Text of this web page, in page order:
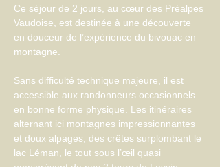
Ce séjour de 2 jours, au cœur des Préalpes
Vaudoise, est destinée à une découverte
en douceur de l’expérience du bivouac en
montagne.
Sans difficulté technique majeure, il est
accessible aux randonneurs occasionnels
en bonne forme physique. Les itinéraires
alternant ici montagnes impressionnantes
et doux alpages, des crêtes surplombant le
lac Léman, le tout sous l’œil quasi